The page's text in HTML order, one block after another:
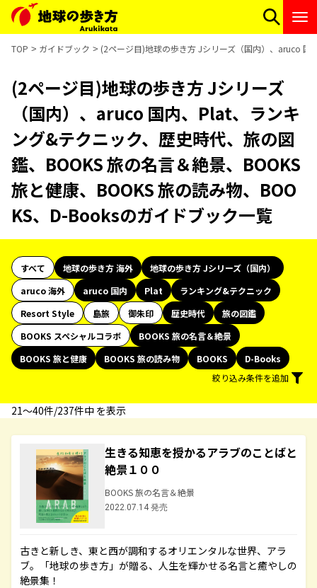
TOP ガイドブック (2ページ目)地球の歩き方 Jシリーズ（国内）、aruco 国
(2ページ目)地球の歩き方 Jシリーズ
（国内）、aruco 国内、Plat、ランキ
ング&テクニック、歴史時代、旅の図
鑑、BOOKS 旅の名言＆絶景、BOOKS
旅と健康、BOOKS 旅の読み物、BOO
KS、D-Booksのガイドブック一覧
すべて 地球の歩き方 海外
地球の歩き方 Jシリーズ（国内）
aruco 海外
aruco 国内 Plat
ランキング&テクニック
Resort Style
島旅 御朱印 歴史時代
旅の図鑑
BOOKS スペシャルコラボ
BOOKS 旅の名言＆絶景
BOOKS 旅と健康
BOOKS 旅の読み物 BOOKS
D-Books
絞り込み条件を追加
21〜40件/237件中 を表示
生きる知恵を授かるアラブのことばと
絶景１００
BOOKS 旅の名言＆絶景
2022.07.14 発売
古きと新しき、東と西が調和するオリエンタルな世界、アラ
ブ。「地球の歩き方」が贈る、人生を輝かせる名言と癒やしの
絶景集！